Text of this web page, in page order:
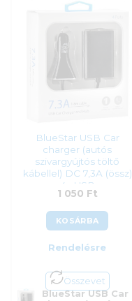
Azonosító:32652
1 890Ft
1
990 Ft.
BlueStar USB Car
charger (autós
szivargyújtós töltő
kábellel) DC 7,3A (össz)
4x USB
1 050 Ft
KOSÁRBA
Rendelésre
Összevet
BlueStar USB Car